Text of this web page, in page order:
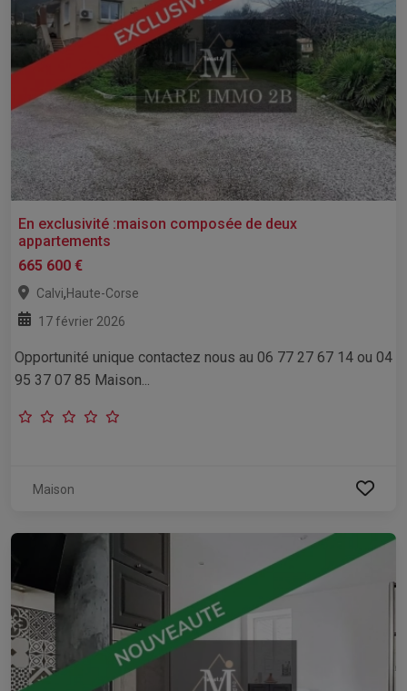
En exclusivité :maison composée de deux
appartements
665 600 €
Calvi,Haute-Corse
17 février 2026
Opportunité unique contactez nous au 06 77 27 67 14 ou 04
95 37 07 85 Maison...
Maison